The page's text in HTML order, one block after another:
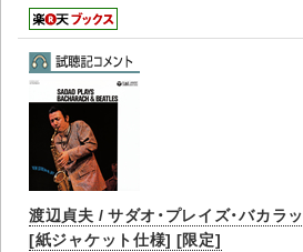
渡辺貞夫 / サダオ・プレイズ・バカラ
[紙ジャケット仕様] [限定]